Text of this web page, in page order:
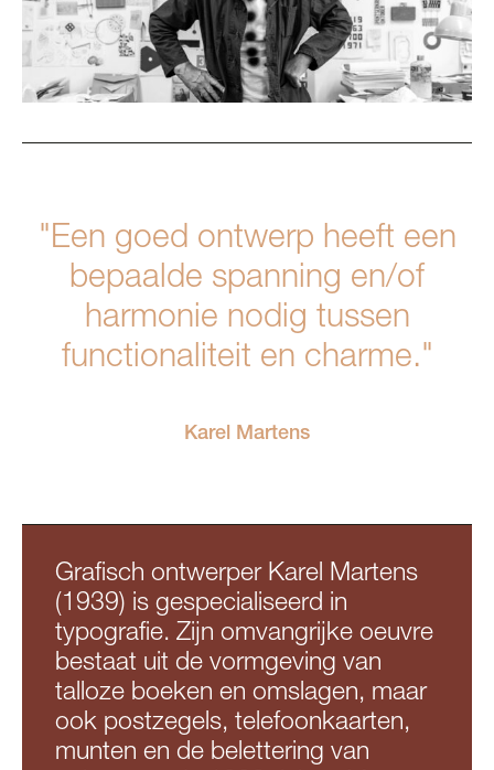
"Een goed ontwerp heeft een
bepaalde spanning en/of
harmonie nodig tussen
functionaliteit en charme."
Karel Martens
Grafisch ontwerper Karel Martens
(1939) is gespecialiseerd in
typografie. Zijn omvangrijke oeuvre
bestaat uit de vormgeving van
talloze boeken en omslagen, maar
ook postzegels, telefoonkaarten,
munten en de belettering van